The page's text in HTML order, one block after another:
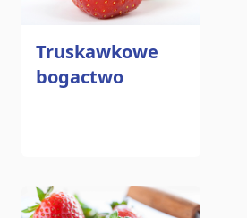
Truskawkowe
bogactwo